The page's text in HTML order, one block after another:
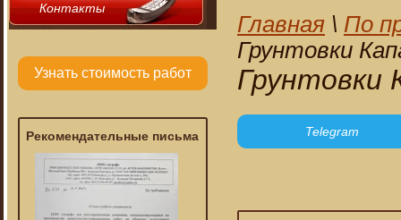
Контакты
Узнать стоимость работ
Рекомендательные письма
Главная \ По
Грунтовки
Грунтовки
Telegram